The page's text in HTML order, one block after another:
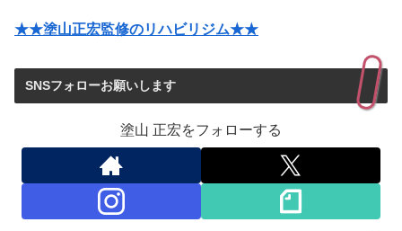
★★塗山正宏監修のリハビリジム★★
SNSフォローお願いします
塗山 正宏をフォローする